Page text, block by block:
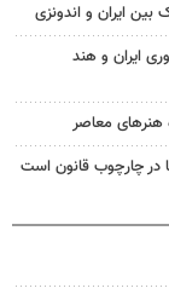
ایران و اندونزی
ایران و هند
هنرهای معاصر
در چارچوب قانون است